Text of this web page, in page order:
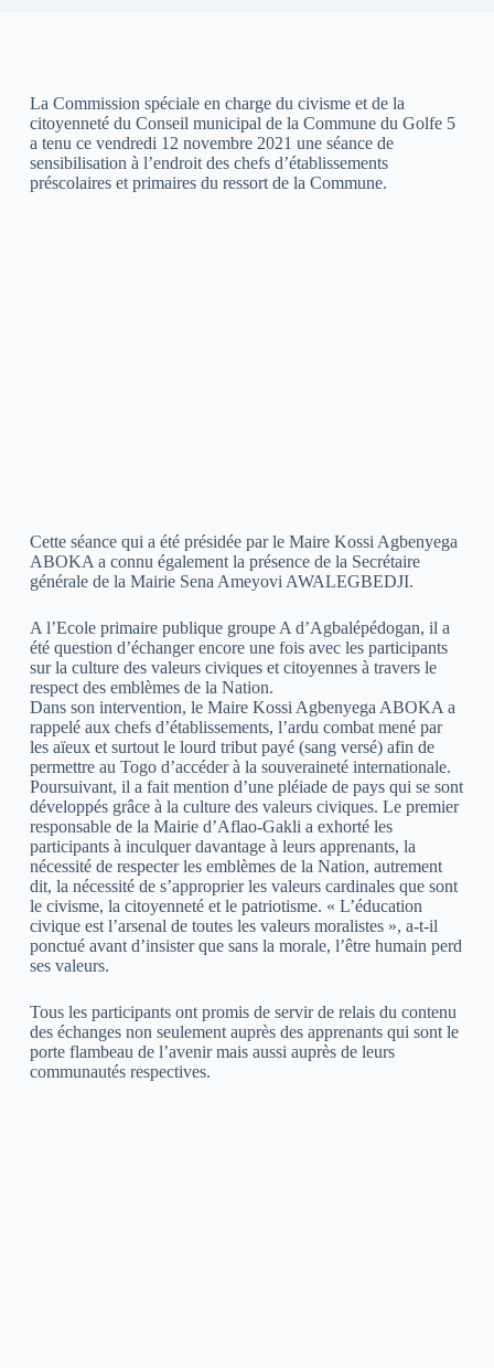
La Commission spéciale en charge du civisme et de la
citoyenneté du Conseil municipal de la Commune du Golfe 5
a tenu ce vendredi 12 novembre 2021 une séance de
sensibilisation à l’endroit des chefs d’établissements
préscolaires et primaires du ressort de la Commune.
Cette séance qui a été présidée par le Maire Kossi Agbenyega
ABOKA a connu également la présence de la Secrétaire
générale de la Mairie Sena Ameyovi AWALEGBEDJI.
A l’Ecole primaire publique groupe A d’Agbalépédogan, il a
été question d’échanger encore une fois avec les participants
sur la culture des valeurs civiques et citoyennes à travers le
respect des emblèmes de la Nation.
Dans son intervention, le Maire Kossi Agbenyega ABOKA a
rappelé aux chefs d’établissements, l’ardu combat mené par
les aïeux et surtout le lourd tribut payé (sang versé) afin de
permettre au Togo d’accéder à la souveraineté internationale.
Poursuivant, il a fait mention d’une pléiade de pays qui se sont
développés grâce à la culture des valeurs civiques. Le premier
responsable de la Mairie d’Aflao-Gakli a exhorté les
participants à inculquer davantage à leurs apprenants, la
nécessité de respecter les emblèmes de la Nation, autrement
dit, la nécessité de s’approprier les valeurs cardinales que sont
le civisme, la citoyenneté et le patriotisme. « L’éducation
civique est l’arsenal de toutes les valeurs moralistes », a-t-il
ponctué avant d’insister que sans la morale, l’être humain perd
ses valeurs.
Tous les participants ont promis de servir de relais du contenu
des échanges non seulement auprès des apprenants qui sont le
porte flambeau de l’avenir mais aussi auprès de leurs
communautés respectives.